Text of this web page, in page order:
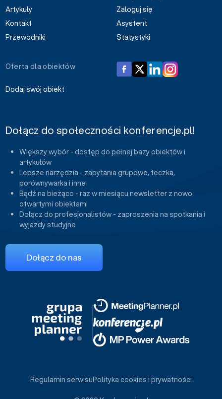
Artykuły
Kontakt
Przewodniki
Zaloguj się
Asystent
Statystyki
Oferta dla obiektów
Dodaj swój obiekt
Dołącz do społeczności konferencje.pl!
Większy wybór - dostęp do pełnej bazy obiektów i
artykułów
Lepsze narzędzia - zapytania grupowe, teczka,
porównywarka i inne
Bądź na bieżąco - raz w miesiącu newsletter z nowo
otwartymi obiektami
Dołącz do profesjonalistów - zaproszenia na spotkania i
wyjazdy studyjne
Dołącz do nas
Regulamin serwisuPolityka cookies i prywatności